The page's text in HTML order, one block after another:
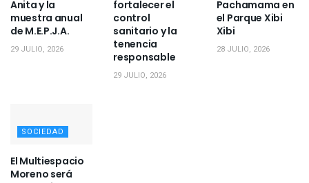
Anita y la
muestra anual
de M.E.P.J.A.
29 JULIO, 2026
fortalecer el
control
sanitario y la
tenencia
responsable
29 JULIO, 2026
Pachamama en
el Parque Xibi
Xibi
28 JULIO, 2026
SOCIEDAD
El Multiespacio
Moreno será